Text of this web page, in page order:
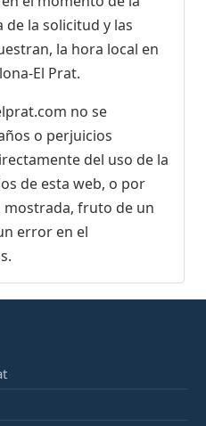
la solicitud y las
la hora local en
El Prat.
no se
o perjuicios
del uso de la
de esta web, o por
fruto de un
error en el